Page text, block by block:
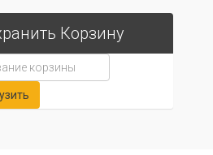
Корзину